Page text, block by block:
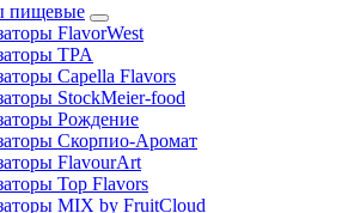
пищевые
FlavorWest
TPA
Capella Flavors
StockMeier-food
Рождение
Скорпио-Аромат
FlavourArt
Top Flavors
MIX by FruitCloud